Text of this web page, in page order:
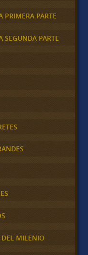
PRIMERA PARTE
SEGUNDA PARTE
MILENIO